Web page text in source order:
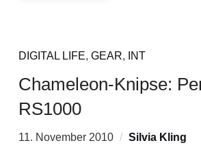
DIGITAL LIFE, GEAR, INT
Chameleon-Knipse:
RS1000
11. November 2010 Silvia Kling